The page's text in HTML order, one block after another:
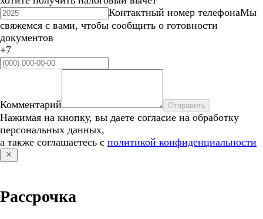
Контактный номер телефонаМы
свяжемся с вами, чтобы сообщить о готовности
документов
+7
Комментарий Отправить
Нажимая на кнопку, вы даете согласие на обработку
персональных данных,
а также соглашаетесь с политикой конфиденциальности
Рассрочка